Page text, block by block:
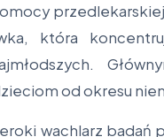
która
od okresu
wachlarz